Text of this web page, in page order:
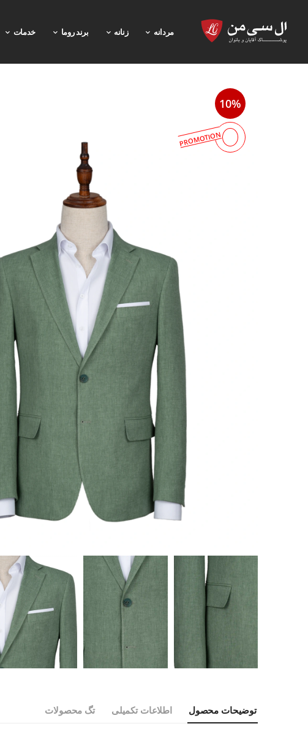
مردانه زنانه برند روما خدمات
10%
PROMOTION
توضیحات محصول اطلاعات تکمیلی تگ محصولات